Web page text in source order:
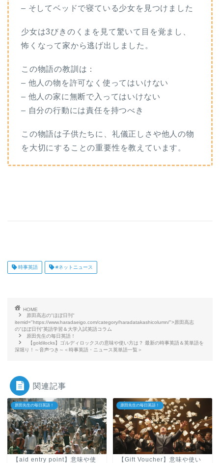
– そしてベッドで寝ている少女を見つけました
少女は3びきのくまを見て驚いて目を覚まし、
怖くなって家から逃げ出しました。
この物語の教訓は：
– 他人の物を許可なく使ってはいけない
– 他人の家に無断で入ってはいけない
– 自分の行動には責任を持つべき
この物語は子供たちに、礼儀正しさや他人の物
を大切にすることの重要性を教えています。
時事英語 #ネットニュース
HOME
原田高志の"ほぼ日刊"
itemid="https://www.haradaeigo.com/category/haradatakashicolumn/">原田高志
の"ほぼ日刊"英語学習＆大学入試英語コラム
原田先生の毎日英語！
【goldilocks】ゴルディロックスの意味や使い方は？ 最新の時事英語＆英単語を
深堀り！～音声つき～＜時事英語・ニュース英単語一覧＞
関連記事
原田先生の毎日英語！
【aid entry point】意味や使
原田先生の毎日英語！
【Gift Voucher】意味や使い